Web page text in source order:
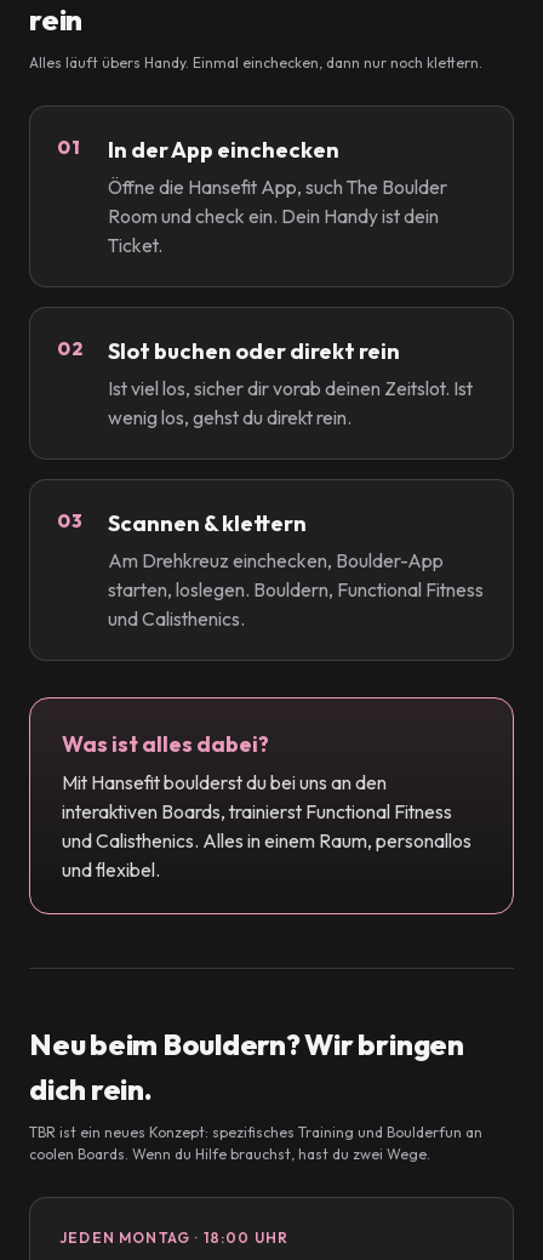
rein
Alles läuft übers Handy. Einmal einchecken, dann nur noch klettern.
In der App einchecken
Öffne die Hansefit App, such The Boulder
Room und check ein. Dein Handy ist dein
Ticket.
Slot buchen oder direkt rein
Ist viel los, sicher dir vorab deinen Zeitslot. Ist
wenig los, gehst du direkt rein.
Scannen & klettern
Am Drehkreuz einchecken, Boulder-App
starten, loslegen. Bouldern, Functional Fitness
und Calisthenics.
Was ist alles dabei?
Mit Hansefit boulderst du bei uns an den
interaktiven Boards, trainierst Functional Fitness
und Calisthenics. Alles in einem Raum, personallos
und flexibel.
Neu beim Bouldern? Wir bringen
dich rein.
TBR ist ein neues Konzept: spezifisches Training und Boulderfun an
coolen Boards. Wenn du Hilfe brauchst, hast du zwei Wege.
JEDEN MONTAG · 18:00 UHR